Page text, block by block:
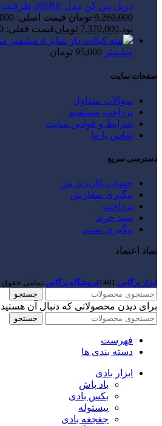
دریل بتن کن مدل 28SRE ظرفیت ۳ کیلوگرم ۴ شیار آمازون
9,260,000 تومان
بود.7,370,000 تومانقیمت فعلی: 7,370,000 تومان.
میلیمتر 95,000 تومان
صفحات سایت
سوالات متداول
پرداخت مستقیم
شرایط و قوانین سایت
تماس با ما
دسترسی سریع
حساب کاربری من
پیگیری سفارش
پرداخت
سبد خرید
پیگیری پستی
نماد اعتماد
ابزار پرگاس 1401فروشگاه پرگاس.تمامی
جستجو
برای دیدن محصولاتی که دنبال آن هستید
جستجو
فهرست
دسته بندی ها
ابزار بادی
باد پاش
بکس بادی
پیستوله
جغجغه بادی